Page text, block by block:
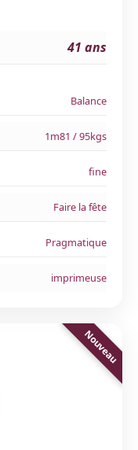
41 ans
Balance
1m81 / 95kgs
fine
Faire la fête
Pragmatique
imprimeuse